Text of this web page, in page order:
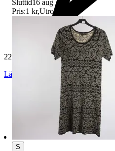
229 528 omdömen
Läs omdömen Följ
Sluttid16 aug 21:05.
Pris:1 kr,Utropspris
S